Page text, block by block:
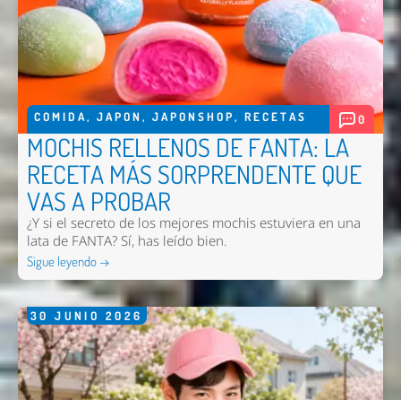
COMIDA, JAPON , JAPONSHOP, RECETAS 0
MOCHIS RELLENOS DE FANTA: LA
RECETA MÁS SORPRENDENTE QUE
VAS A PROBAR
¿Y si el secreto de los mejores mochis estuviera en una
lata de FANTA? Sí, has leído bien.
Sigue leyendo →
30 JUNIO 2026